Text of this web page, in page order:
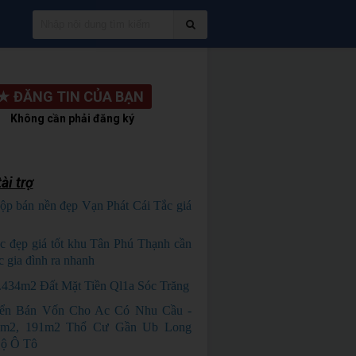
ĐĂNG TIN CỦA BẠN
Không cần phải đăng ký
trợ
bán nền đẹp Vạn Phát Cái Tắc giá
đẹp giá tốt khu Tân Phú Thạnh cần
gia đình ra nhanh
Đất Mặt Tiền Ql1a Sóc Trăng
Bán Vốn Cho Ac Có Nhu Cầu -
191m2 Thổ Cư Gần Ub Long
Ô Tô